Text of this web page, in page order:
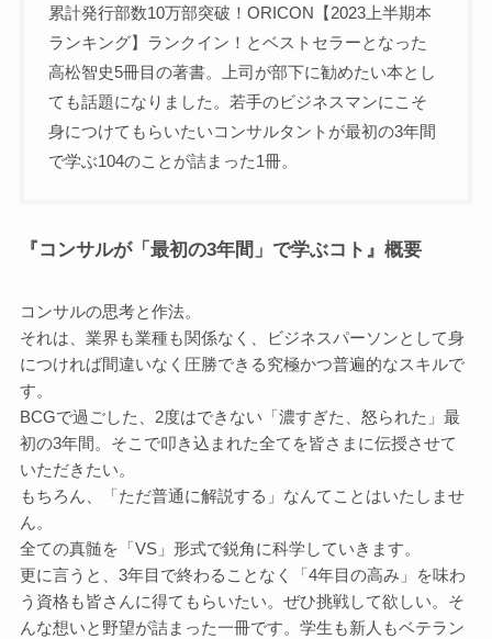
累計発行部数10万部突破！ORICON【2023上半期本
ランキング】ランクイン！とベストセラーとなった
高松智史5冊目の著書。上司が部下に勧めたい本とし
ても話題になりました。若手のビジネスマンにこそ
身につけてもらいたいコンサルタントが最初の3年間
で学ぶ104のことが詰まった1冊。
『コンサルが「最初の3年間」で学ぶコト』概要
コンサルの思考と作法。
それは、業界も業種も関係なく、ビジネスパーソンとして身
につければ間違いなく圧勝できる究極かつ普遍的なスキルで
す。
BCGで過ごした、2度はできない「濃すぎた、怒られた」最
初の3年間。そこで叩き込まれた全てを皆さまに伝授させて
いただきたい。
もちろん、「ただ普通に解説する」なんてことはいたしませ
ん。
全ての真髄を「VS」形式で鋭角に科学していきます。
更に言うと、3年目で終わることなく「4年目の高み」を味わ
う資格も皆さんに得てもらいたい。ぜひ挑戦して欲しい。そ
んな想いと野望が詰まった一冊です。学生も新人もベテラン